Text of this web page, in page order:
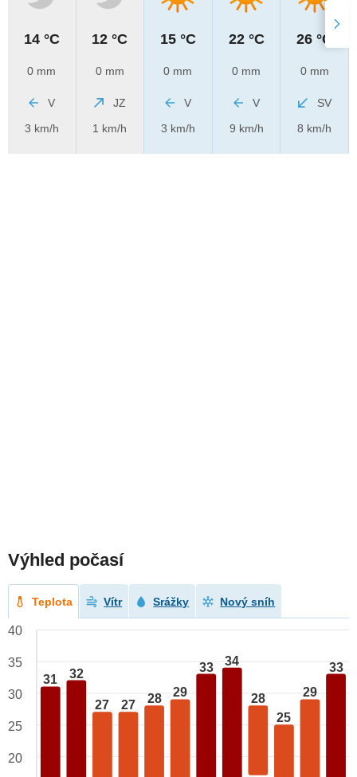
14 °C
0 mm
V
3 km/h
12 °C
0 mm
JZ
1 km/h
15 °C
0 mm
V
3 km/h
22 °C
0 mm
V
9 km/h
26 °C
0 mm
SV
8 km/h
Výhled počasí
Teplota Vítr Srážky Nový sníh
31 32
27 27 28 29
33 34
28
25
29
33
40
35
30
25
20